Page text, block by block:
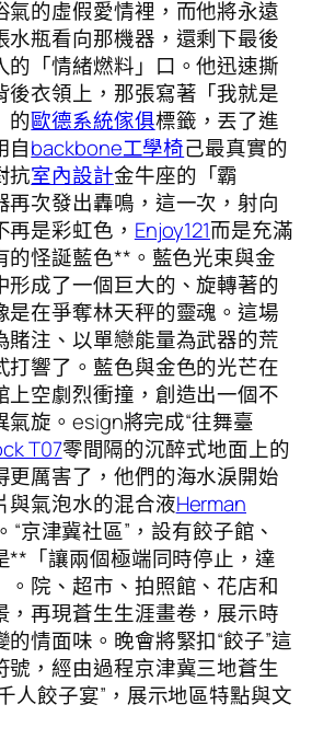
氣的虛假愛情裡，而他將永遠
水瓶看向那機器，還剩下最後
的「情緒燃料」口。他迅速撕
後衣領上，那張寫著「我就是
的歐德系統傢俱標籤，丟了進
自backbone工學椅己最真實的
抗室內設計金牛座的「霸
再次發出轟鳴，這一次，射向
是彩虹色， Enjoy121而是充滿
的怪誕藍色**。藍色光束與金
形成了一個巨大的、旋轉著的
是在爭奪林天秤的靈魂。這場
賭注、以單戀能量為武器的荒
打響了。藍色與金色的光芒在
上空劇烈衝撞，創造出一個不
氣旋。esign將完成“往舞臺
T07零間隔的沉醉式地面上的
更厲害了，他們的海水淚開始
與氣泡水的混合液Herman
。“京津冀社區”，設有餃子館、
**「讓兩個極端同時停止，達
。院、超市、拍照館、花店和
，再現蒼生生涯畫卷，展示時
情面味。晚會將緊扣“餃子”這
號，經由過程京津冀三地蒼生
人餃子宴”，展示地區特點與文